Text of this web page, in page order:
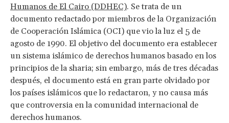
Humanos de El Cairo (DDHEC). Se trata de un
documento redactado por miembros de la Organización
de Cooperación Islámica (OCI) que vio la luz el 5 de
agosto de 1990. El objetivo del documento era establecer
un sistema islámico de derechos humanos basado en los
principios de la sharia; sin embargo, más de tres décadas
después, el documento está en gran parte olvidado por
los países islámicos que lo redactaron, y no causa más
que controversia en la comunidad internacional de
derechos humanos.